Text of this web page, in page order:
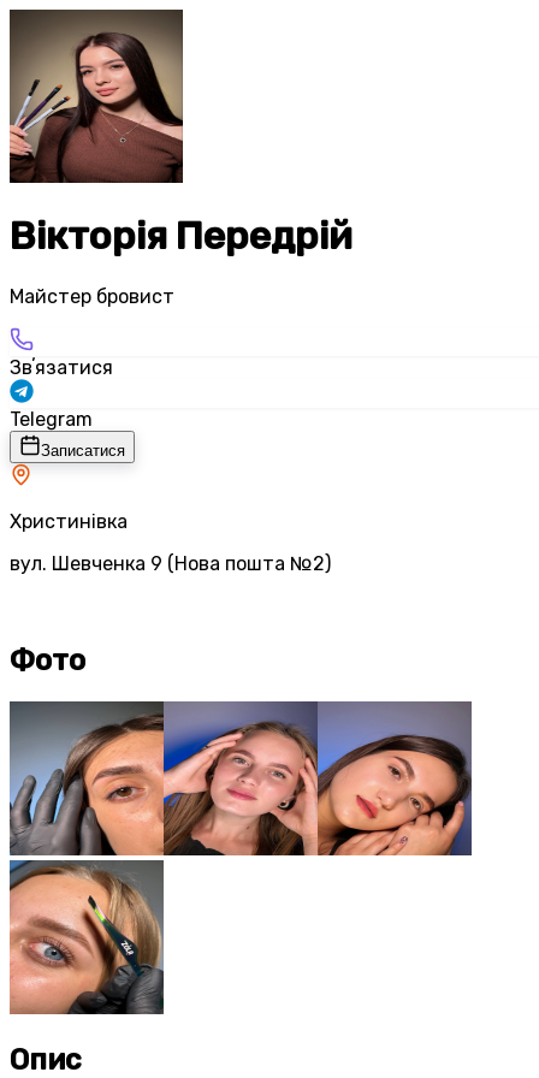
Вікторія Передрій
Майстер бровист
Звʼязатися
Telegram
Записатися
Христинівка
вул. Шевченка 9 (Нова пошта №2)
Фото
Опис